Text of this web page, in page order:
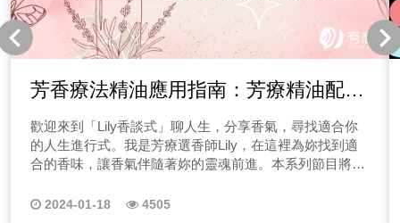
芳香療法精油應用指南：芳療精油配方
介紹與使用建議
歡迎來到「Lily香談式」聊人生，分享香氣，尋找適合你
的人生進行式。我是芳療選香師Lily，在這裡為妳找到適
合的香味，讓香氣伴隨著妳的靈魂前進。本系列節目將分
香，如果其中的故事讓妳有感，歡迎聯絡芳療選香師
2024-01-18 4505